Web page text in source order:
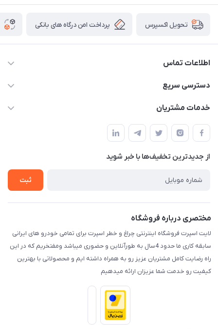
تحویل اکسپرس پرداخت امن درگاه های بانکی
اطلاعات تماس
09012926386
دسترسی سریع
حساب کاربری
لیست محصولات
درباره ما
خدمات مشتریان
قوانین و مقررات
حریم خصوصی
راهنما
از جدید‌ترین تخفیف‌ها با‌ خبر شوید
ثبت
مختصری درباره فروشگاه
لایت اسپرت فروشگاه اینترنتی چراغ و خطر اسپرت برای تمامی خودرو های ایرانی
سابقه کاری ما حدود 4سال به طورآنلاین و حضوری میباشد ومفتخریم که در این
راه رضایت کامل مشتریان عزیز رو به همراه داشته ایم و محصولاتی با بهترین
کیفیت رو خدمت شما عزیزان ارائه میدهیم